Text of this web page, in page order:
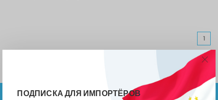
ПОДПИСКА ДЛЯ ИМПОРТЁРОВ
1